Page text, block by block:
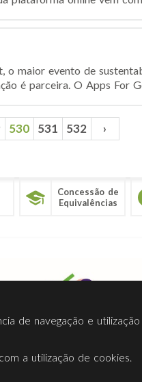
o maior evento de
é parceira. O Apps For
530 531 532 ›
Concessão de
Equivalências
Ligações Facebook
de navegação e
a utilização de cookies.